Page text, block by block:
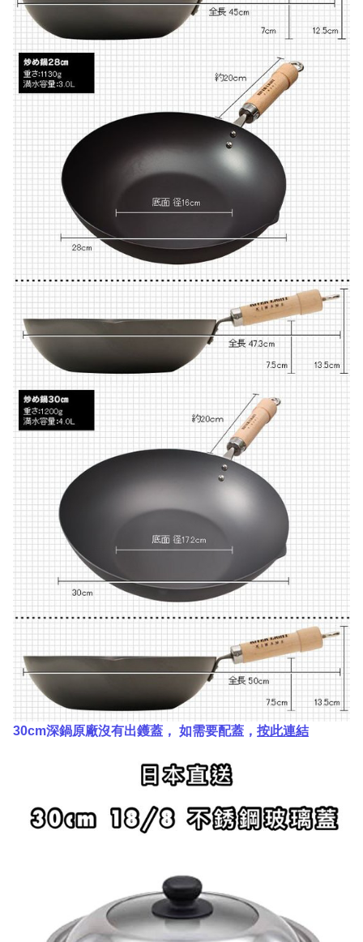
30cm深鍋原廠沒有出鑊蓋， 如需要配蓋， 按此連結